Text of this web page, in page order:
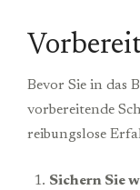
Bevor Sie in das
vorbereitende
reibungslose
Sichern Sie